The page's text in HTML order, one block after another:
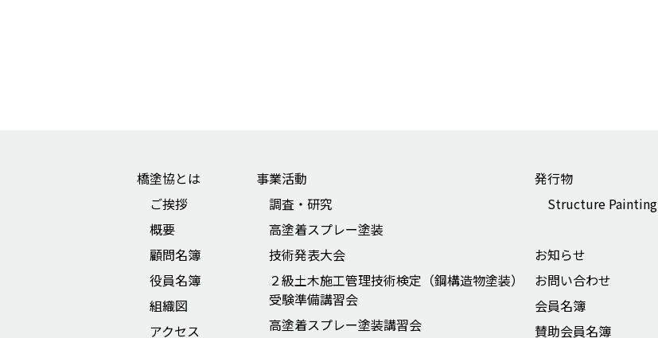
橋塗協とは
ご挨拶
概要
顧問名簿
役員名簿
組織図
アクセス
事業活動
調査・研究
高塗着スプレー塗装
技術発表大会
２級土木施工管理技術検定（鋼構造物塗装）
受験準備講習会
高塗着スプレー塗装講習会
発行物
Structure Painting
お知らせ
お問い合わせ
会員名簿
賛助会員名簿